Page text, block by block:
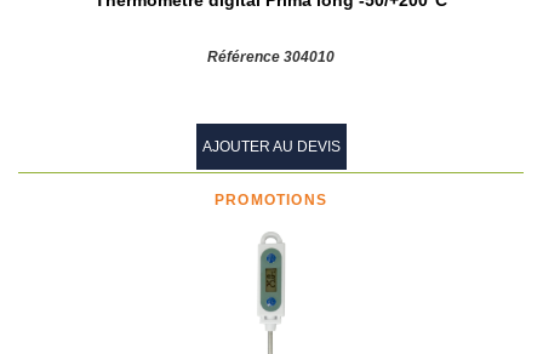
Référence 304010
AJOUTER AU DEVIS
PROMOTIONS